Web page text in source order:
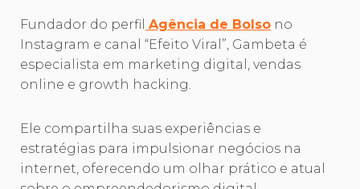
Fundador do perfil Agência de Bolso no
Instagram e canal “Efeito Viral”, Gambeta é
especialista em marketing digital, vendas
online e growth hacking.
Ele compartilha suas experiências e
estratégias para impulsionar negócios na
internet, oferecendo um olhar prático e atual